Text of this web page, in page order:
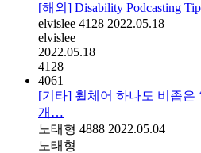
[해외] Disability Podcasting
elvislee 4128 2022.05.18
elvislee
2022.05.18
4128
4061
[기타] 휠체어 하나도 비좁은
개…
노태형 4888 2022.05.04
노태형